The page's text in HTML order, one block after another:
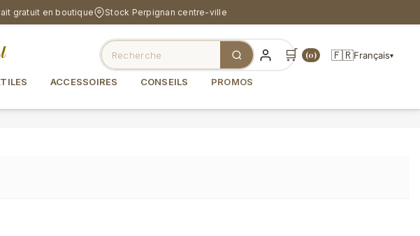
gratuit en boutique Stock Perpignan centre-ville
🛒 (0) 🇫🇷Français▾
ACCESSOIRES CONSEILS PROMOS